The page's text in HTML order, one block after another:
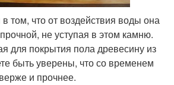
том, что от воздействия воды она
не уступая в этом камню.
для покрытия пола древесину из
быть уверены, что со временем
и прочнее.